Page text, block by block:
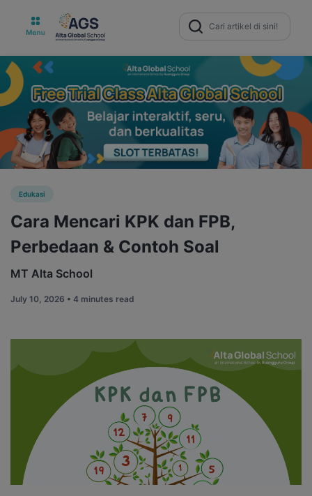
Search
for:
Edukasi
Cara Mencari KPK dan FPB,
Perbedaan & Contoh Soal
MT Alta School
July 10, 2026 • 4 minutes read